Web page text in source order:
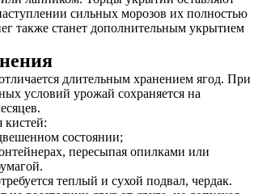
сильных морозов их полностью
также станет дополнительным укрытием
длительным хранением ягод. При
условий урожай сохраняется на
кистей:
состоянии;
пересыпая опилками или
теплый и сухой подвал, чердак.